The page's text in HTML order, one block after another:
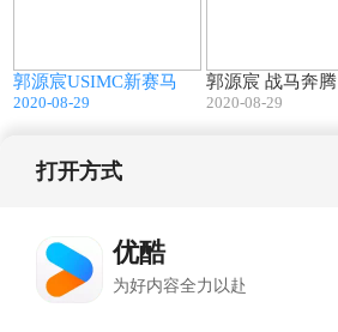
郭源宸USIMC新赛马
2020-08-29
郭源宸 战马奔腾
2020-08-29
打开方式
优酷
为好内容全力以赴